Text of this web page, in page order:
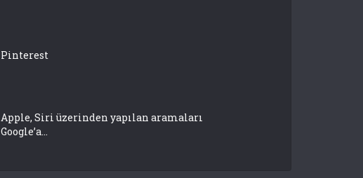
Pinterest
Apple, Siri üzerinden yapılan aramaları
Google’a...